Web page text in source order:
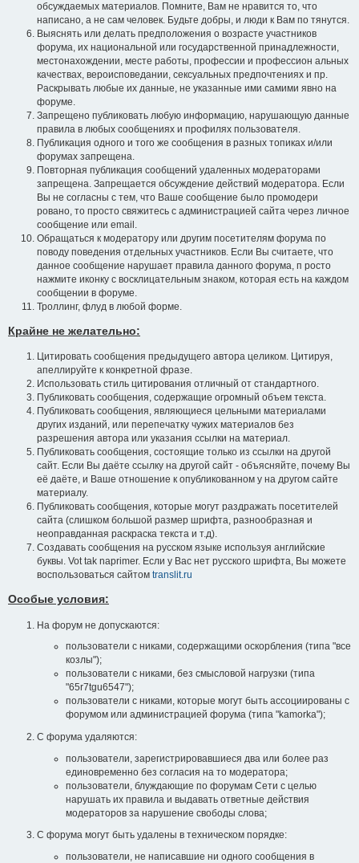
обсуждаемых материалов. Помните, Вам не нравится то, что
написано, а не сам человек. Будьте добры, и люди к Вам по тянутся.
Выяснять или делать предположения о возрасте участников
форума, их национальной или государственной принадлежности,
местонахождении, месте работы, профессии и профессион альных
качествах, вероисповедании, сексуальных предпочтениях и пр.
Раскрывать любые их данные, не указанные ими самими явно на
форуме.
Запрещено публиковать любую информацию, нарушающую данные
правила в любых сообщениях и профилях пользователя.
Публикация одного и того же сообщения в разных топиках и/или
форумах запрещена.
Повторная публикация сообщений удаленных модераторами
запрещена. Запрещается обсуждение действий модератора. Если
Вы не согласны с тем, что Ваше сообщение было промодери
ровано, то просто свяжитесь с администрацией сайта через личное
сообщение или email.
Обращаться к модератору или другим посетителям форума по
поводу поведения отдельных участников. Если Вы считаете, что
данное сообщение нарушает правила данного форума, п росто
нажмите иконку с восклицательным знаком, которая есть на каждом
сообщении в форуме.
Троллинг, флуд в любой форме.
Крайне не желательно:
Цитировать сообщения предыдущего автора целиком. Цитируя,
апеллируйте к конкретной фразе.
Использовать стиль цитирования отличный от стандартного.
Публиковать сообщения, содержащие огромный объем текста.
Публиковать сообщения, являющиеся цельными материалами
других изданий, или перепечатку чужих материалов без
разрешения автора или указания ссылки на материал.
Публиковать сообщения, состоящие только из ссылки на другой
сайт. Если Вы даёте ссылку на другой сайт - объясняйте, почему Вы
её даёте, и Ваше отношение к опубликованном у на другом сайте
материалу.
Публиковать сообщения, которые могут раздражать посетителей
сайта (слишком большой размер шрифта, разнообразная и
неоправданная раскраска текста и т.д).
Создавать сообщения на русском языке используя английские
буквы. Vot tak naprimer. Если у Вас нет русского шрифта, Вы можете
воспользоваться сайтом translit.ru
Особые условия:
На форум не допускаются:
пользователи с никами, содержащими оскорбления (типа "все
козлы");
пользователи с никами, без смысловой нагрузки (типа
"65r7tgu6547");
пользователи с никами, которые могут быть ассоциированы с
форумом или администрацией форума (типа "kamorka");
С форума удаляются:
пользователи, зарегистрировавшиеся два или более раз
единовременно без согласия на то модератора;
пользователи, блуждающие по форумам Сети с целью
нарушать их правила и выдавать ответные действия
модераторов за нарушение свободы слова;
С форума могут быть удалены в техническом порядке:
пользователи, не написавшие ни одного сообщения в